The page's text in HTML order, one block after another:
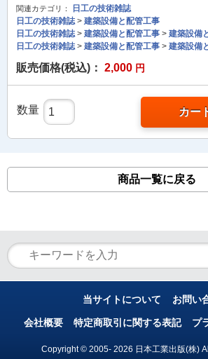
関連カテゴリ：
日工の技術雑誌
日工の技術雑誌> 建築設備と配管工事
日工の技術雑誌> 建築設備と配管工事 > 建築設備
日工の技術雑誌> 建築設備と配管工事 > 建築設備
販売価格(税込)： 2,000 円
数量 カー
商品一覧に戻る
当サイトについて お問い
会社概要 特定商取引に関する表記 プ
Copyright © 2005- 2026 日本工業出版(株)